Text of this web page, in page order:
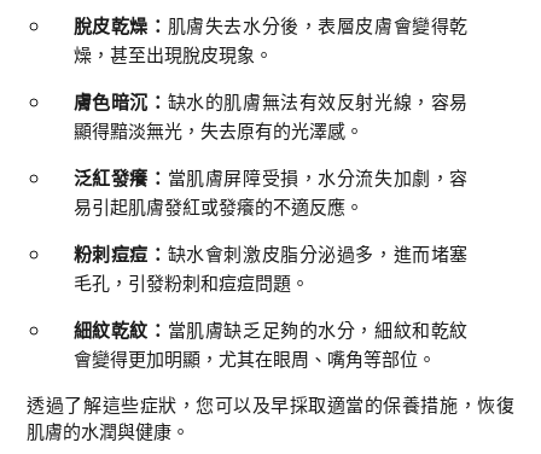
脫皮乾燥： 肌膚失去水分後，表層皮膚會變得乾
燥，甚至出現脫皮現象。
膚色暗沉： 缺水的肌膚無法有效反射光線，容易
顯得黯淡無光，失去原有的光澤感。
泛紅發癢： 當肌膚屏障受損，水分流失加劇，容
易引起肌膚發紅或發癢的不適反應。
粉刺痘痘： 缺水會刺激皮脂分泌過多，進而堵塞
毛孔，引發粉刺和痘痘問題。
細紋乾紋 ： 當肌膚缺乏足夠的水分，細紋和乾紋
會變得更加明顯，尤其在眼周、嘴角等部位。
透過了解這些症狀，您可以及早採取適當的保養措施，恢復
肌膚的水潤與健康。